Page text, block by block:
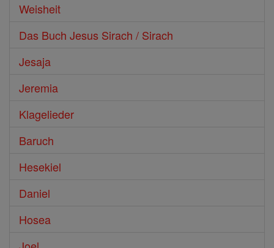
Weisheit
Das Buch Jesus Sirach / Sirach
Jesaja
Jeremia
Klagelieder
Baruch
Hesekiel
Daniel
Hosea